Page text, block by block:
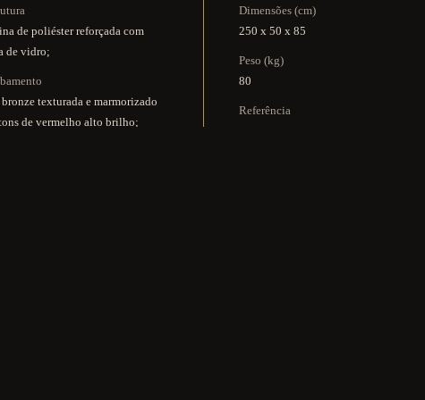
de poliéster reforçada com
de vidro;
texturada e marmorizado
de vermelho alto brilho;
Dimensões (cm)
250 x 50 x 85
Peso (kg)
80
Referência